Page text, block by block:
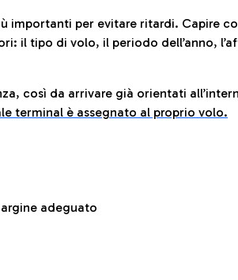
importanti per evitare ritardi. Capire
il tipo di volo, il periodo dell’anno,
così da arrivare già orientati
terminal è assegnato al proprio volo.
adeguato